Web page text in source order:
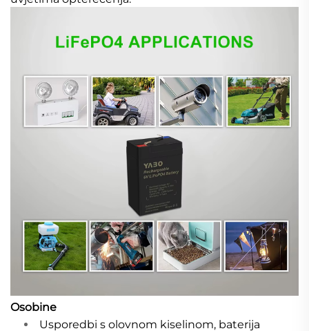
Osobine
Usporedbi s olovnom kiselinom, baterija